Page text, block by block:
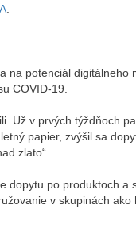
na potenciál digitálneho
COVID-19.
Už v prvých týždňoch
papier, zvýšil sa
zlato“.
dopytu po produktoch a
v skupinách